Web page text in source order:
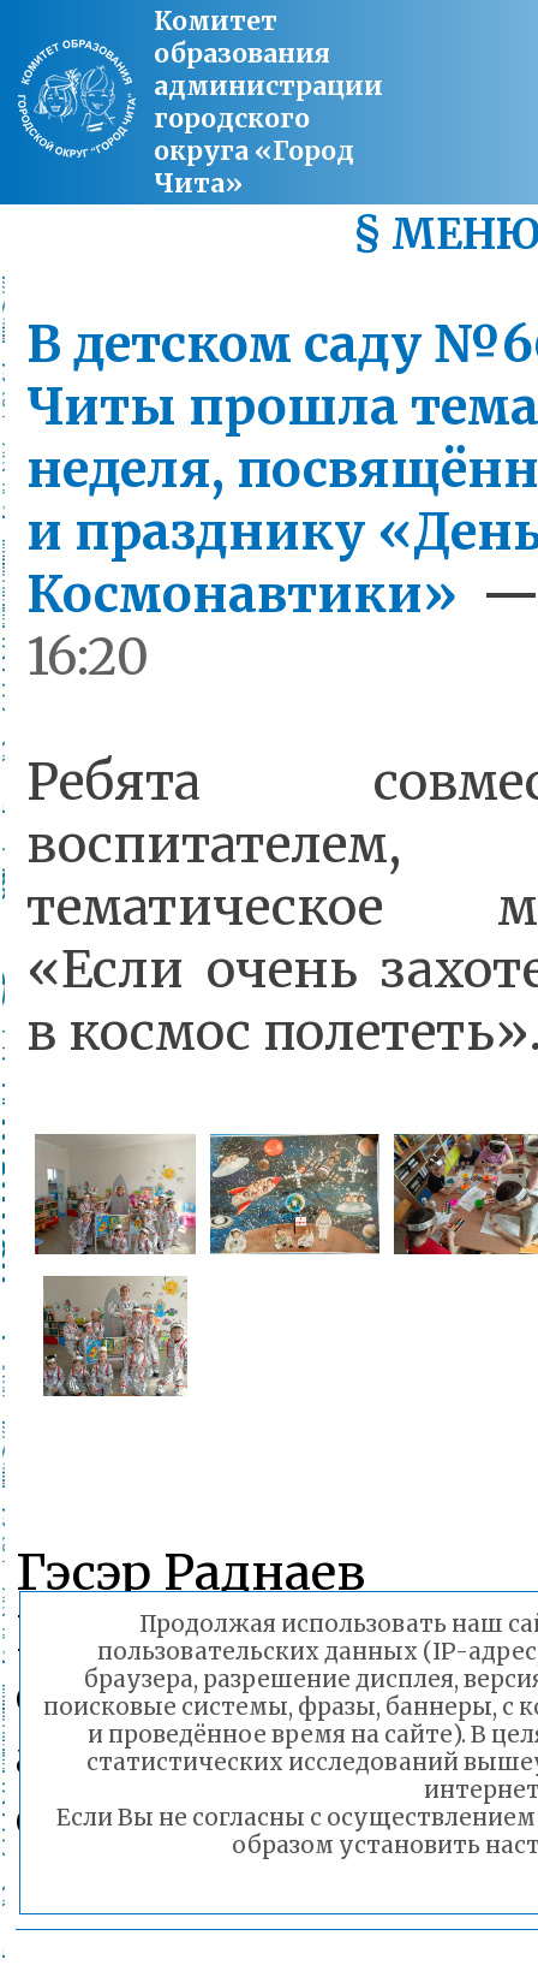
Комитет
образования
администрации
городского
округа «Город
Чита»
§
В детском саду
Читы прошла
неделя,
и празднику
Космонавтики»
16:20
Ребята
тематическое
«Если очень
в космос
Гэсэр Раднаев
Пресс-секретарь
образования
администрации
округа «Город
Продолжая использовать наш
пользовательских данных (IP-
браузера, разрешение дисплея,
поисковые системы, фразы, баннеры, с
и проведённое время на сайте). В
статистических исследований
Если Вы не согласны с
образом установить